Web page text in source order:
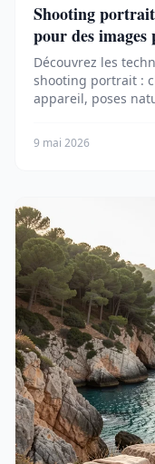
Shooting
pour des images
Découvrez les
shooting portrait :
appareil, poses
9 mai 2026